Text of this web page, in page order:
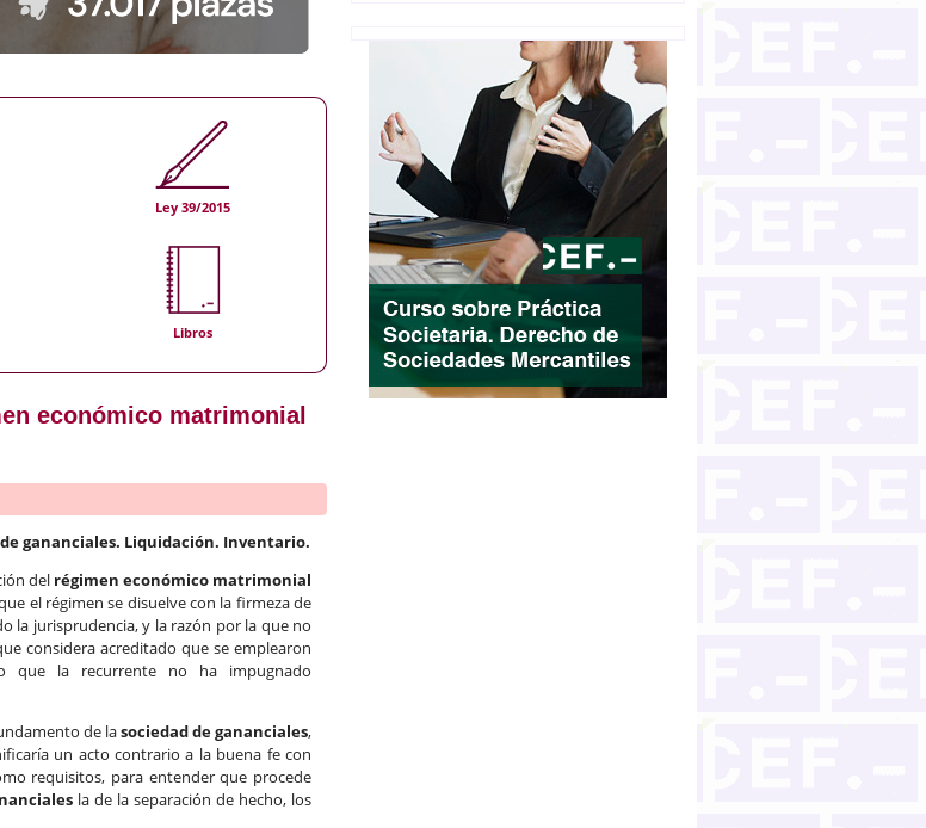
Ley 39/2015
Libros
económico matrimonial
gananciales. Liquidación. Inventario.
del régimen económico matrimonial
el régimen se disuelve con la firmeza de
la jurisprudencia, y la razón por la que no
considera acreditado que se emplearon
que la recurrente no ha impugnado
de lasociedad de gananciales,
un acto contrario a la buena fe con
requisitos, para entender que procede
la de la separación de hecho, los